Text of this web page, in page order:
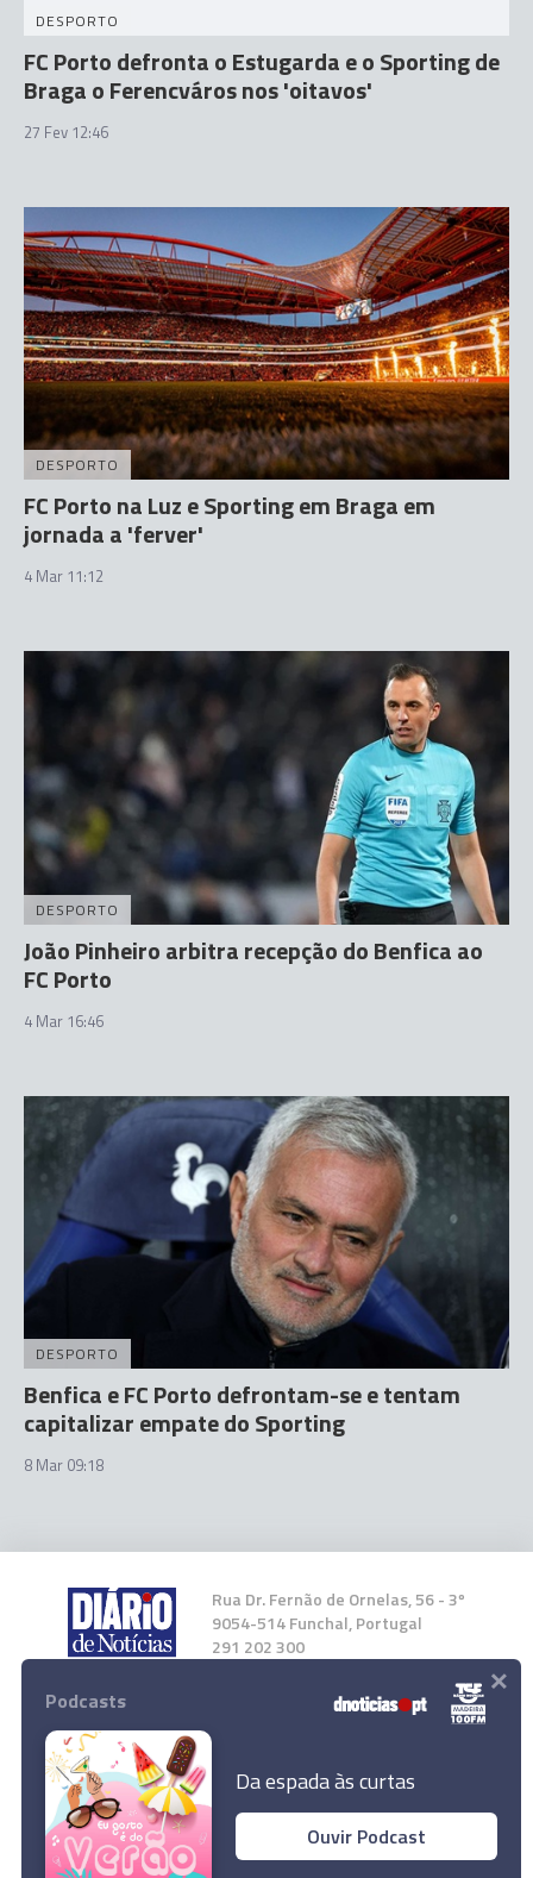
DESPORTO
FC Porto defronta o Estugarda e o Sporting de
Braga o Ferencváros nos 'oitavos'
27 Fev 12:46
DESPORTO
FC Porto na Luz e Sporting em Braga em
jornada a 'ferver'
4 Mar 11:12
DESPORTO
João Pinheiro arbitra recepção do Benfica ao
FC Porto
4 Mar 16:46
DESPORTO
Benfica e FC Porto defrontam-se e tentam
capitalizar empate do Sporting
8 Mar 09:18
Rua Dr. Fernão de Ornelas, 56 - 3º
9054-514 Funchal, Portugal
291 202 300
Instale a nossa App
© 2026 Empresa Diário de Notícias, Lda.
Podcasts
Da espada às curtas
Ouvir Podcast
×